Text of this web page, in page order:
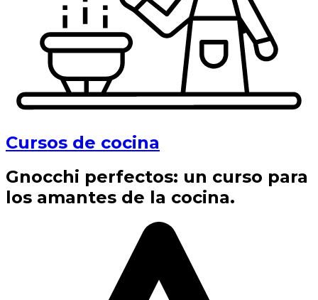
Cursos de cocina
Gnocchi perfectos: un curso para
los amantes de la cocina.